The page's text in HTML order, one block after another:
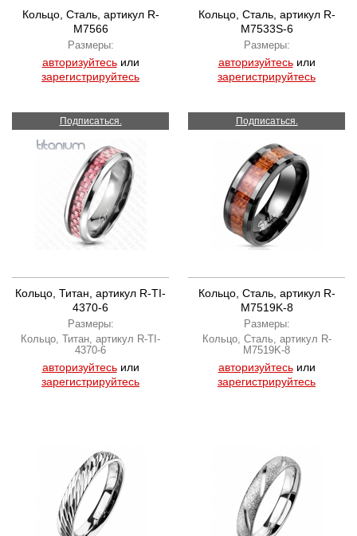
Кольцо, Сталь, артикул R-
M7566
Размеры:
авторизуйтесьили
зарегистрируйтесь
Кольцо, Сталь, артикул R-
M7533S-6
Размеры:
авторизуйтесьили
зарегистрируйтесь
Подписаться.
Кольцо, Титан, артикул R-TI-
4370-6
Размеры:
Кольцо, Титан, артикул R-TI-
4370-6
авторизуйтесьили
зарегистрируйтесь
Подписаться.
Кольцо, Сталь, артикул R-
M7519K-8
Размеры:
Кольцо, Сталь, артикул R-
M7519K-8
авторизуйтесьили
зарегистрируйтесь